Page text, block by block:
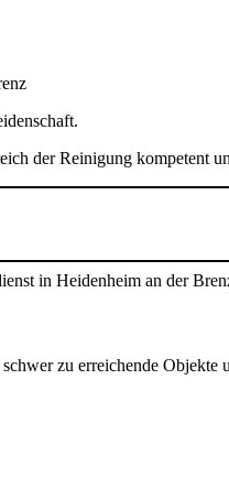
der Reinigung kompetent
zu erreichende Objekte